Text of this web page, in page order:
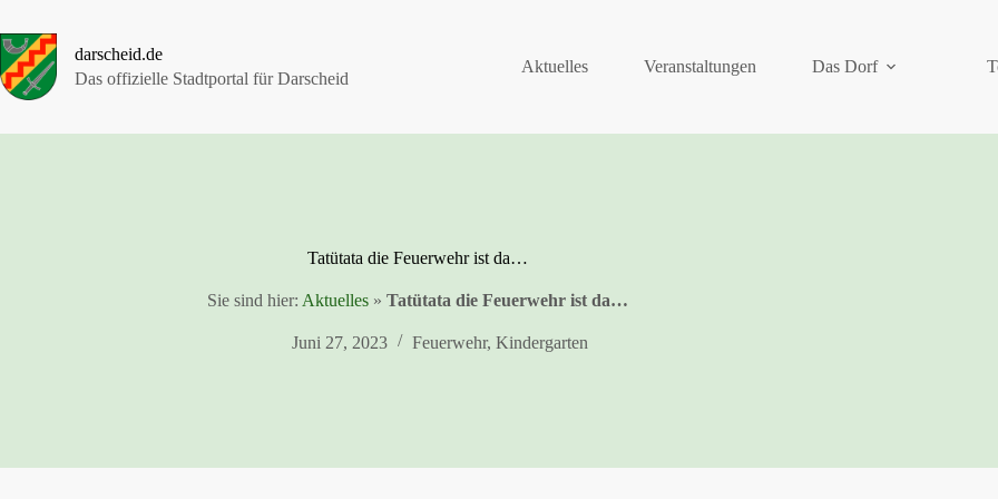
springen
darscheid.de
Das offizielle Stadtportal für Darscheid
Aktuelles Veranstaltungen Das Dorf
Tatütata die Feuerwehr ist da…
Sie sind hier: Aktuelles » Tatütata die Feuerwehr ist da…
Juni 27, 2023 Feuerwehr, Kindergarten